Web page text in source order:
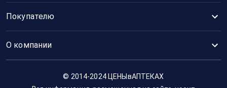
Покупателю
О компании
© 2014-2024 ЦЕНЫвАПТЕКАХ